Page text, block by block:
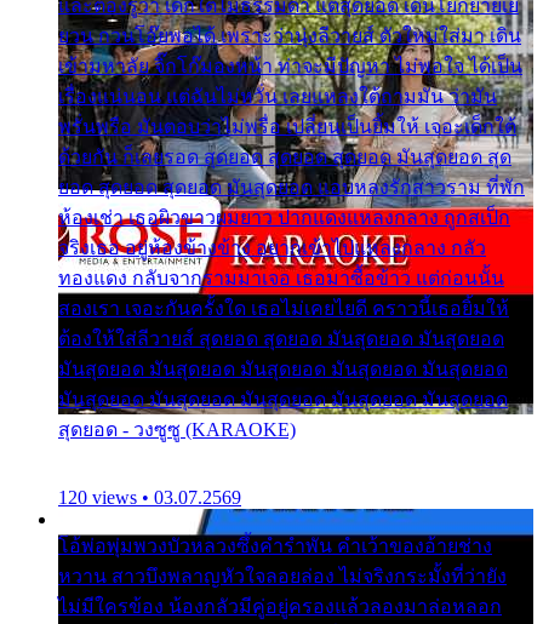
และต้องรู้ว่า เด็กใต้ไม่ธรรมดา แต่สุดยอด เดินโยกย้ายเย
ยวน กวนโอ๊ยพอได้ เพราะว่านุ่งลีวายส์ ตัวใหม่ใส่มา เดิน
เข้ามหาลัย จิ๊กโก๊มองหน้า ท่าจะมีปัญหา ไม่พอใจ ได้เป็น
เรื่องแน่นอน แต่ฉันไม่หวั่น เลยแหลงใต้ถามมัน ว่ามัน
พรั่นพรือ มันตอบว่าไม่พรื่อ เปลี่ยนเป็นยิ้มให้ เจอะเด็กใต้
ด้วยกัน ก็เลยรอด สุดยอด สุดยอด สุดยอด มันสุดยอด สุด
ยอด สุดยอด สุดยอด มันสุดยอด แอบหลงรักสาวราม ที่พัก
ห้องเช่า เธอผิวขาวผมยาว ปากแดงแหลงกลาง ถูกสเป็ก
จริงเธอ อยู่ห้องข้างข้าง อยากเข้าไปแหลงกลาง กลัว
ทองแดง กลับจากรามมาเจอ เธอมาซื้อข้าว แต่ก่อนนั้น
สองเรา เจอะกันครั้งใด เธอไม่เคยไยดี คราวนี้เธอยิ้มให้
ต้องให้ใส่ลีวายส์ สุดยอด สุดยอด มันสุดยอด มันสุดยอด
มันสุดยอด มันสุดยอด มันสุดยอด มันสุดยอด มันสุดยอด
มันสุดยอด มันสุดยอด มันสุดยอด มันสุดยอด มันสุดยอด
สุดยอด - วงซูซู (KARAOKE)
120 views • 03.07.2569
โอ้พ่อพุ่มพวงบัวหลวงซึ้งคำรำพัน คำเว้าของอ้ายช่าง
หวาน สาวบึงพลาญหัวใจลอยล่อง ไม่จริงกระมั้งที่ว่ายัง
ไม่มีใครข้อง น้องกลัวมีคู่อยู่ครองแล้วลองมาล่อหลอก